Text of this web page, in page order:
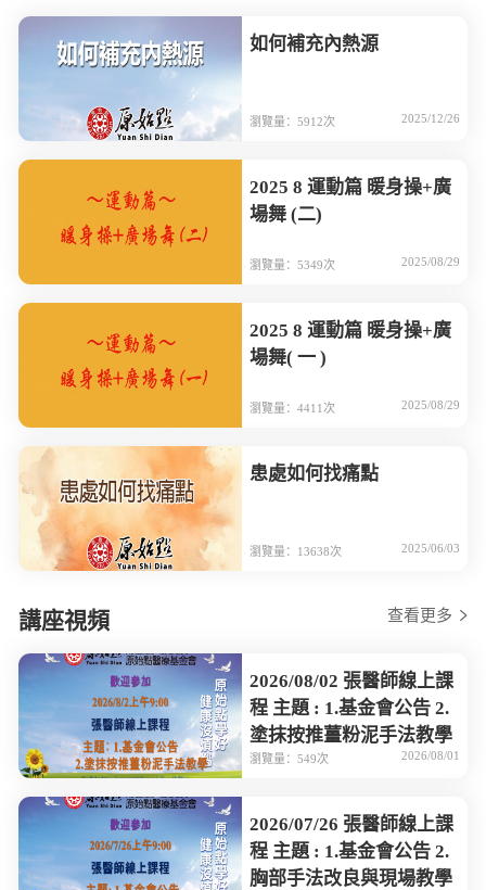
如何補充內熱源
瀏覽量：5912次 2025/12/26
2025 8 運動篇 暖身操+廣
場舞 (二)
瀏覽量：5349次 2025/08/29
2025 8 運動篇 暖身操+廣
場舞( 一 )
瀏覽量：4411次 2025/08/29
患處如何找痛點
瀏覽量：13638次 2025/06/03
講座視頻 查看更多
2026/08/02 張醫師線上課
程 主題 : 1.基金會公告 2.
塗抹按推薑粉泥手法教學
瀏覽量：549次 2026/08/01
2026/07/26 張醫師線上課
程 主題 : 1.基金會公告 2.
胸部手法改良與現場教學